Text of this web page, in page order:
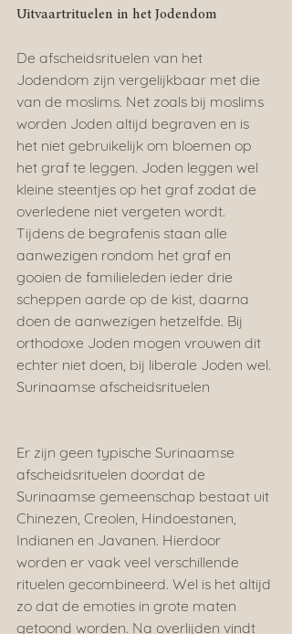
Uitvaartrituelen in het Jodendom
De afscheidsrituelen van het
Jodendom zijn vergelijkbaar met die
van de moslims. Net zoals bij moslims
worden Joden altijd begraven en is
het niet gebruikelijk om bloemen op
het graf te leggen. Joden leggen wel
kleine steentjes op het graf zodat de
overledene niet vergeten wordt.
Tijdens de begrafenis staan alle
aanwezigen rondom het graf en
gooien de familieleden ieder drie
scheppen aarde op de kist, daarna
doen de aanwezigen hetzelfde. Bij
orthodoxe Joden mogen vrouwen dit
echter niet doen, bij liberale Joden wel.
Surinaamse afscheidsrituelen
Er zijn geen typische Surinaamse
afscheidsrituelen doordat de
Surinaamse gemeenschap bestaat uit
Chinezen, Creolen, Hindoestanen,
Indianen en Javanen. Hierdoor
worden er vaak veel verschillende
rituelen gecombineerd. Wel is het altijd
zo dat de emoties in grote maten
getoond worden. Na overlijden vindt